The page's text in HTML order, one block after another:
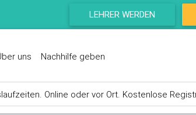
LEHRER WERDEN
uns Nachhilfe geben
Online oder vor Ort. Kostenlose